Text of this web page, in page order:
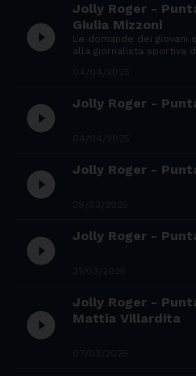
play_circle_filled
Jolly Roger -
Giulia Mizzoni
Le domande dei giovani
alla giornalista sportiva
play_circle_filled Jolly Roger -
play_circle_filled Jolly Roger -
play_circle_filled Jolly Roger -
play_circle_filled
Jolly Roger -
Mattia Villardita